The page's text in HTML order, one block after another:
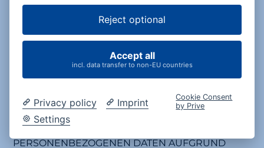
Recht auf Widerruf erteilter Einwilligungen
Recht auf Beschwerde gemäß Art. 77 DSGVO.
WENN WIR IM RAHMEN EINER
INTERESSENABWÄGUNG IHRE
PERSONENBEZOGENEN DATEN AUFGRUND
Reject optional
Accept all
incl. data transfer to non-EU countries
Privacy policy
Imprint
Settings
Cookie Consent
by Prive